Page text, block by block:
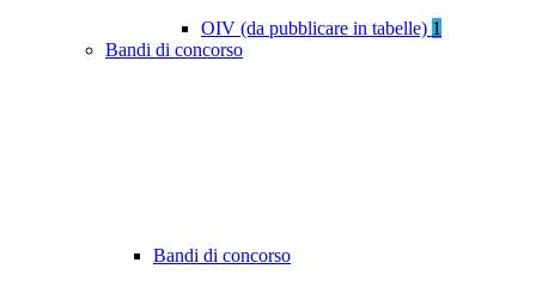
OIV (da pubblicare in tabelle) 1
Bandi di concorso
Bandi di concorso